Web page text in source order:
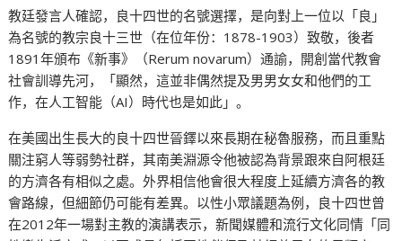
教廷發言人確認，良十四世的名號選擇，是向對上一位以「良」
為名號的教宗良十三世（在位年份：1878-1903）致敬，後者
1891年頒布《新事》（Rerum novarum）通諭，開創當代教會
社會訓導先河，「顯然，這並非偶然提及男男女女和他們的工
作，在人工智能（AI）時代也是如此」。
在美國出生長大的良十四世晉鐸以來長期在秘魯服務，而且重點
關注窮人等弱勢社群，其南美淵源令他被認為背景跟來自阿根廷
的方濟各有相似之處。外界相信他會很大程度上延續方濟各的教
會路線，但細節仍可能有差異。以性小眾議題為例，良十四世曾
在2012年一場對主教的演講表示，新聞媒體和流行文化同情「同